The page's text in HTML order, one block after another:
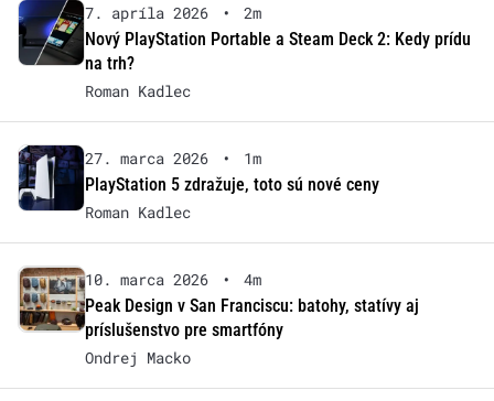
7. apríla 2026 •
2m
Nový PlayStation Portable a Steam Deck 2: Kedy prídu
na trh?
Roman Kadlec
27. marca 2026 •
1m
PlayStation 5 zdražuje, toto sú nové ceny
Roman Kadlec
10. marca 2026 •
4m
Peak Design v San Franciscu: batohy, statívy aj
príslušenstvo pre smartfóny
Ondrej Macko